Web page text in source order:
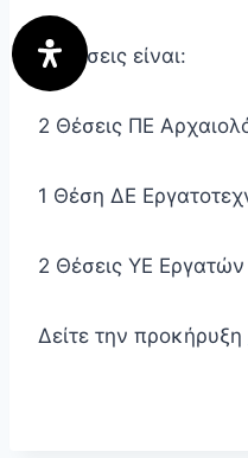
Οι θέσεις είναι:
2 Θέσεις ΠΕ
1 Θέση ΔΕ
2 Θέσεις ΥΕ Εργατών
Δείτε την προκήρυξη